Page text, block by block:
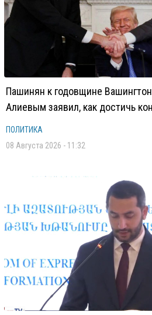
Пашинян к годовщине
Алиевым заявил, как достичь
ПОЛИТИКА
08 Августа 2026 - 11:32